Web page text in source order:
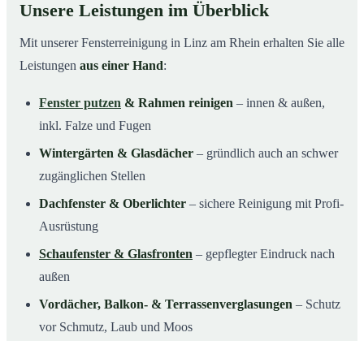
Unsere Leistungen im Überblick
Mit unserer Fensterreinigung in Linz am Rhein erhalten Sie alle
Leistungen aus einer Hand:
Fenster putzen & Rahmen reinigen – innen & außen,
inkl. Falze und Fugen
Wintergärten & Glasdächer – gründlich auch an schwer
zugänglichen Stellen
Dachfenster & Oberlichter – sichere Reinigung mit Profi-
Ausrüstung
Schaufenster & Glasfronten – gepflegter Eindruck nach
außen
Vordächer, Balkon- & Terrassenverglasungen – Schutz
vor Schmutz, Laub und Moos